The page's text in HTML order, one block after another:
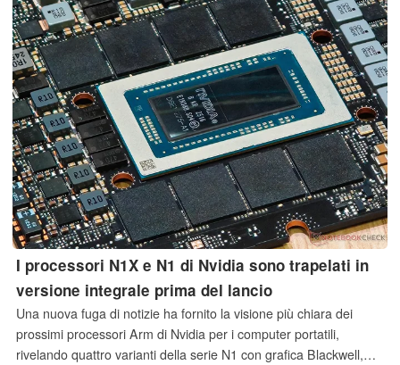
I processori N1X e N1 di Nvidia sono trapelati in
versione integrale prima del lancio
Una nuova fuga di notizie ha fornito la visione più chiara dei
prossimi processori Arm di Nvidia per i computer portatili,
rivelando quattro varianti della serie N1 con grafica Blackwell,